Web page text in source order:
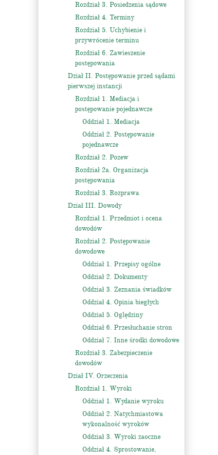
Rozdział 3. Posiedzenia sądowe
Rozdział 4. Terminy
Rozdział 5. Uchybienie i
przywrócenie terminu
Rozdział 6. Zawieszenie
postępowania
Dział II. Postępowanie przed sądami
pierwszej instancji
Rozdział 1. Mediacja i
postępowanie pojednawcze
Oddział 1. Mediacja
Oddział 2. Postępowanie
pojednawcze
Rozdział 2. Pozew
Rozdział 2a. Organizacja
postępowania
Rozdział 3. Rozprawa
Dział III. Dowody
Rozdział 1. Przedmiot i ocena
dowodów
Rozdział 2. Postępowanie
dowodowe
Oddział 1. Przepisy ogólne
Oddział 2. Dokumenty
Oddział 3. Zeznania świadków
Oddział 4. Opinia biegłych
Oddział 5. Oględziny
Oddział 6. Przesłuchanie stron
Oddział 7. Inne środki dowodowe
Rozdział 3. Zabezpieczenie
dowodów
Dział IV. Orzeczenia
Rozdział 1. Wyroki
Oddział 1. Wydanie wyroku
Oddział 2. Natychmiastowa
wykonalność wyroków
Oddział 3. Wyroki zaoczne
Oddział 4. Sprostowanie,